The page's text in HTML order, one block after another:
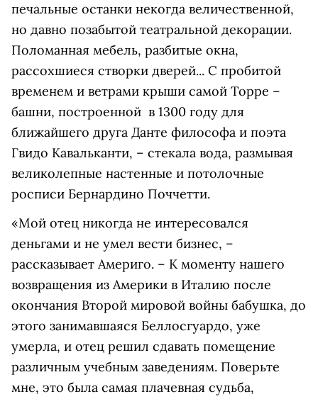
печальные останки некогда величественной,
но давно позабытой театральной декорации.
Поломанная мебель, разбитые окна,
рассохшиеся створки дверей... С пробитой
временем и ветрами крыши самой Торре –
башни, построенной в 1300 году для
ближайшего друга Данте философа и поэта
Гвидо Кавальканти, – стекала вода, размывая
великолепные настенные и потолочные
росписи Бернардино Поччетти.
«Мой отец никогда не интересовался
деньгами и не умел вести бизнес, –
рассказывает Америго. – К моменту нашего
возвращения из Америки в Италию после
окончания Второй мировой войны бабушка, до
этого занимавшаяся Беллосгуардо, уже
умерла, и отец решил сдавать помещение
различным учебным заведениям. Поверьте
мне, это была самая плачевная судьба,